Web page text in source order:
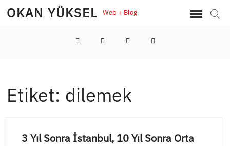
SkipOKAN YÜKSEL Web + Blog
LinkedInTwitterInstagramYouTube
Etiket: dilemek
3 Yıl Sonra İstanbul, 10 Yıl Sonra Orta